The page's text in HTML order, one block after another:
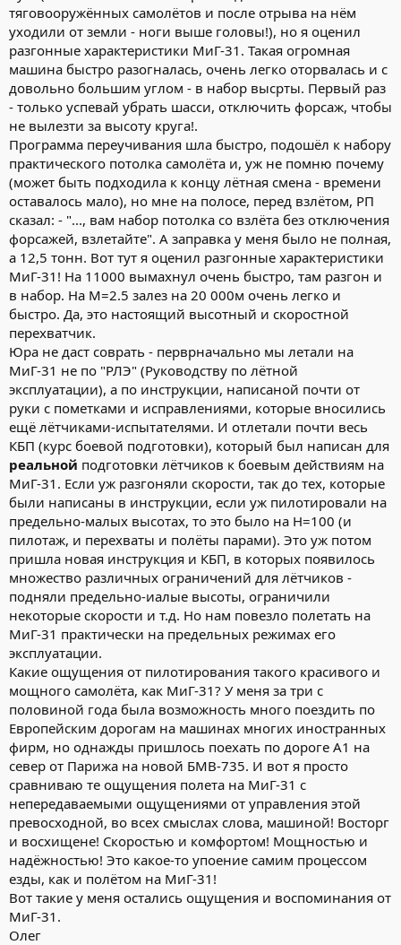
тяговооружённых самолётов и после отрыва на нём
уходили от земли - ноги выше головы!), но я оценил
разгонные характеристики МиГ-31. Такая огромная
машина быстро разогналась, очень легко оторвалась и с
довольно большим углом - в набор высрты. Первый раз
- только успевай убрать шасси, отключить форсаж, чтобы
не вылезти за высоту круга!.
Программа переучивания шла быстро, подошёл к набору
практического потолка самолёта и, уж не помню почему
(может быть подходила к концу лётная смена - времени
оставалось мало), но мне на полосе, перед взлётом, РП
сказал: - "..., вам набор потолка со взлёта без отключения
форсажей, взлетайте". А заправка у меня было не полная,
а 12,5 тонн. Вот тут я оценил разгонные характеристики
МиГ-31! На 11000 вымахнул очень быстро, там разгон и
в набор. На М=2.5 залез на 20 000м очень легко и
быстро. Да, это настоящий высотный и скоростной
перехватчик.
Юра не даст соврать - перврначально мы летали на
МиГ-31 не по "РЛЭ" (Руководству по лётной
эксплуатации), а по инструкции, написаной почти от
руки с пометками и исправлениями, которые вносились
ещё лётчиками-испытателями. И отлетали почти весь
КБП (курс боевой подготовки), который был написан для
реальной подготовки лётчиков к боевым действиям на
МиГ-31. Если уж разгоняли скорости, так до тех, которые
были написаны в инструкции, если уж пилотировали на
предельно-малых высотах, то это было на Н=100 (и
пилотаж, и перехваты и полёты парами). Это уж потом
пришла новая инструкция и КБП, в которых появилось
множество различных ограничений для лётчиков -
подняли предельно-иалые высоты, ограничили
некоторые скорости и т.д. Но нам повезло полетать на
МиГ-31 практически на предельных режимах его
эксплуатации.
Какие ощущения от пилотирования такого красивого и
мощного самолёта, как МиГ-31? У меня за три с
половиной года была возможность много поездить по
Европейским дорогам на машинах многих иностранных
фирм, но однажды пришлось поехать по дороге А1 на
север от Парижа на новой БМВ-735. И вот я просто
сравниваю те ощущения полета на МиГ-31 с
непередаваемыми ощущениями от управления этой
превосходной, во всех смыслах слова, машиной! Восторг
и восхищене! Скоростью и комфортом! Мощностью и
надёжностью! Это какое-то упоение самим процессом
езды, как и полётом на МиГ-31!
Вот такие у меня остались ощущения и воспоминания от
МиГ-31.
Олег